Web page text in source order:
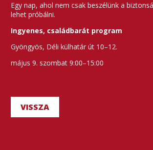
Egy nap, ahol nem csak beszélünk a
lehet próbálni.
Ingyenes, családbarát program
Gyöngyös, Déli külhatár út 10–12.
május 9. szombat 9:00–15:00
VISSZA